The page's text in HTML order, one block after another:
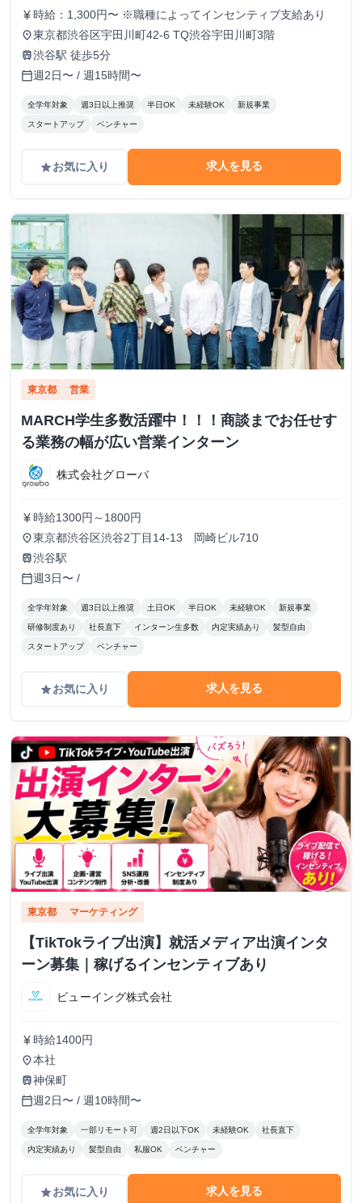
currency_yen 時給：1,300円〜 ※職種によってインセンティブ支給あり
place東京都渋谷区宇田川町42-6 TQ渋谷宇田川町3階
train渋谷駅 徒歩5分
calendar_today週2日〜 / 週15時間〜
全学年対象 週3日以上推奨 半日OK 未経験OK 新規事業
スタートアップ ベンチャー
gradeお気に入り 求人を見る
東京都 営業
MARCH学生多数活躍中！！！商談までお任せす
る業務の幅が広い営業インターン
株式会社グローバ
currency_yen 時給1300円～1800円
place東京都渋谷区渋谷2丁目14-13 岡崎ビル710
train渋谷駅
calendar_today週3日〜 /
全学年対象 週3日以上推奨 土日OK 半日OK 未経験OK 新規事業
研修制度あり 社長直下 インターン生多数 内定実績あり 髪型自由
スタートアップ ベンチャー
gradeお気に入り 求人を見る
東京都 マーケティング
【TikTokライブ出演】就活メディア出演インタ
ーン募集｜稼げるインセンティブあり
ビューイング株式会社
currency_yen 時給1400円
place本社
train神保町
calendar_today週2日〜 / 週10時間〜
全学年対象 一部リモート可 週2日以下OK 未経験OK 社長直下
内定実績あり 髪型自由 私服OK ベンチャー
gradeお気に入り 求人を見る